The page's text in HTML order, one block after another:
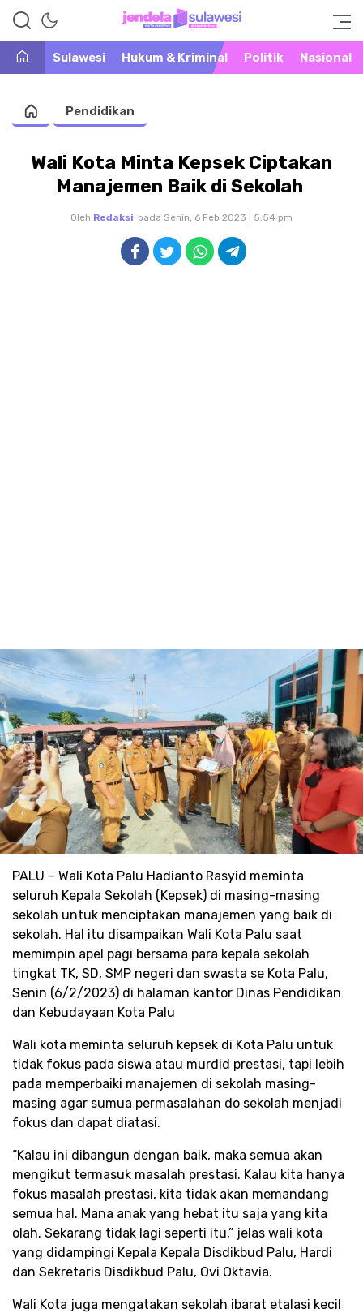
Jendela Sulawesi
Warta Peristiwa di Khatulistiwa
Sulawesi
Hukum & Kriminal Politik Nasional
Pendidikan
Wali Kota Minta Kepsek Ciptakan
Manajemen Baik di Sekolah
Oleh Redaksi pada Senin, 6 Feb 2023 | 5:54 pm
PALU – Wali Kota Palu Hadianto Rasyid meminta
seluruh Kepala Sekolah (Kepsek) di masing-masing
sekolah untuk menciptakan manajemen yang baik di
sekolah. Hal itu disampaikan Wali Kota Palu saat
memimpin apel pagi bersama para kepala sekolah
tingkat TK, SD, SMP negeri dan swasta se Kota Palu,
Senin (6/2/2023) di halaman kantor Dinas Pendidikan
dan Kebudayaan Kota Palu
Wali kota meminta seluruh kepsek di Kota Palu untuk
tidak fokus pada siswa atau murdid prestasi, tapi lebih
pada memperbaiki manajemen di sekolah masing-
masing agar sumua permasalahan do sekolah menjadi
fokus dan dapat diatasi.
“Kalau ini dibangun dengan baik, maka semua akan
mengikut termasuk masalah prestasi. Kalau kita hanya
fokus masalah prestasi, kita tidak akan memandang
semua hal. Mana anak yang hebat itu saja yang kita
olah. Sekarang tidak lagi seperti itu,” jelas wali kota
yang didampingi Kepala Kepala Disdikbud Palu, Hardi
dan Sekretaris Disdikbud Palu, Ovi Oktavia.
Wali Kota juga mengatakan sekolah ibarat etalasi kecil